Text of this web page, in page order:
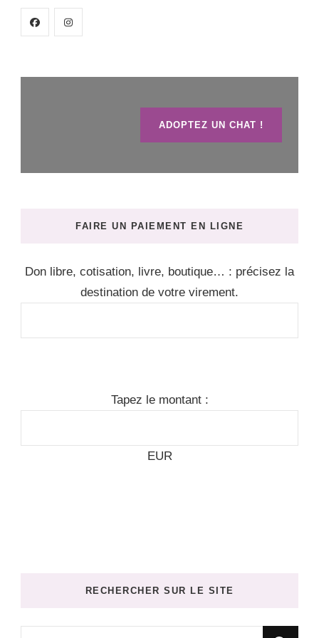
ADOPTEZ UN CHAT !
FAIRE UN PAIEMENT EN LIGNE
Don libre, cotisation, livre, boutique… : précisez la
destination de votre virement.
Tapez le montant :
EUR
RECHERCHER SUR LE SITE